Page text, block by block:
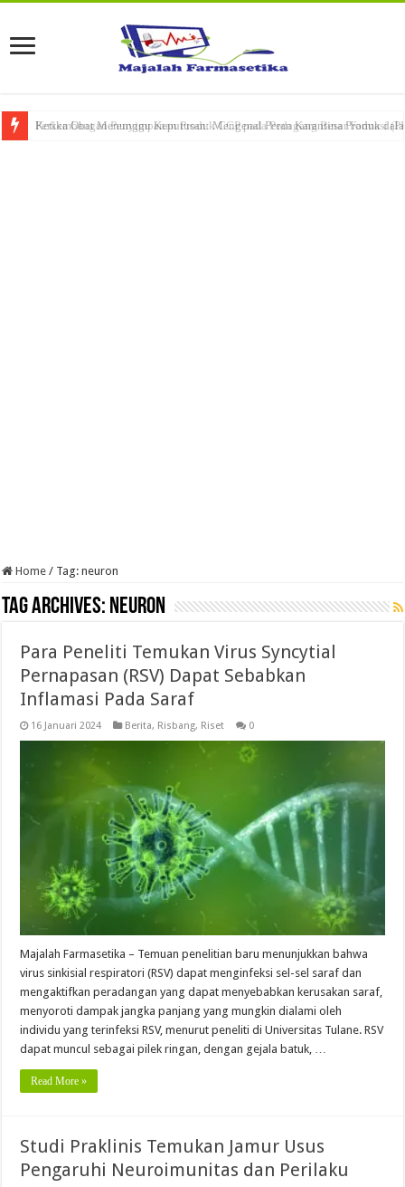
Ketika Obat Menunggu Keputusan: Mengenal Peran Karantina Produk
Home / Tag:neuron
Tag Archives: neuron
Para Peneliti Temukan Virus Syncytial
Pernapasan (RSV) Dapat Sebabkan
Inflamasi Pada Saraf
16 Januari 2024 Berita, Risbang, Riset 0
Majalah Farmasetika – Temuan penelitian baru menunjukkan bahwa
virus sinkisial respiratori (RSV) dapat menginfeksi sel-sel saraf dan
mengaktifkan peradangan yang dapat menyebabkan kerusakan saraf,
menyoroti dampak jangka panjang yang mungkin dialami oleh
individu yang terinfeksi RSV, menurut peneliti di Universitas Tulane. RSV
dapat muncul sebagai pilek ringan, dengan gejala batuk, …
Read More »
Studi Praklinis Temukan Jamur Usus
Pengaruhi Neuroimunitas dan Perilaku